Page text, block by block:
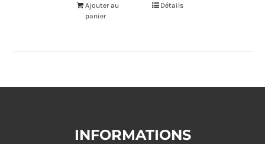
Ajouter au
panier
Détails
INFORMATIONS